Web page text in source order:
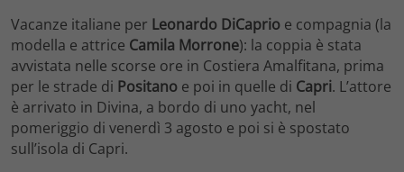
Vacanze italiane per Leonardo DiCaprio e compagnia (la
modella e attrice Camila Morrone): la coppia è stata
avvistata nelle scorse ore in Costiera Amalfitana, prima
per le strade di Positano e poi in quelle di Capri. L’attore
è arrivato in Divina, a bordo di uno yacht, nel
pomeriggio di venerdì 3 agosto e poi si è spostato
sull’isola di Capri.